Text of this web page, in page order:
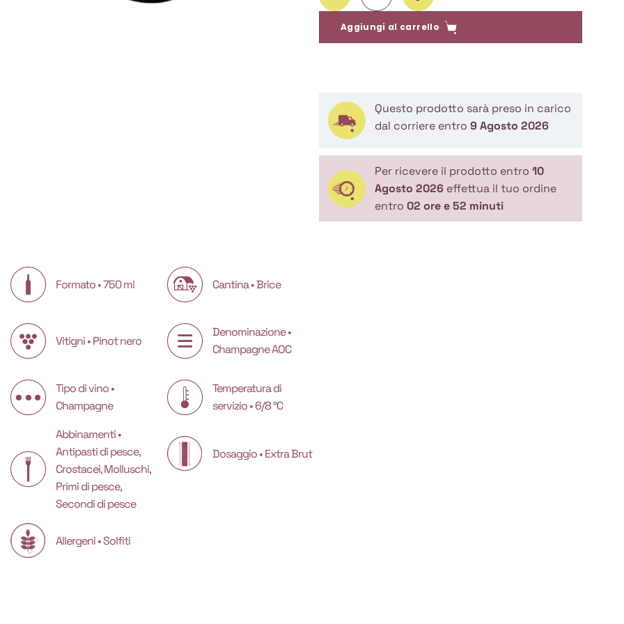
Aggiungi al carrello
Questo prodotto sarà preso in carico
dal corriere entro 9 Agosto 2026
Per ricevere il prodotto entro 10
Agosto 2026effettua il tuo ordine
entro 02 ore e 52 minuti
Formato • 750 ml Cantina • Brice
Vitigni • Pinot nero
Denominazione •
Champagne AOC
Tipo di vino •
Champagne
Temperatura di
servizio • 6/8 °C
Abbinamenti •
Antipasti di pesce,
Crostacei, Molluschi,
Primi di pesce,
Secondi di pesce
Dosaggio • Extra Brut
Allergeni • Solfiti